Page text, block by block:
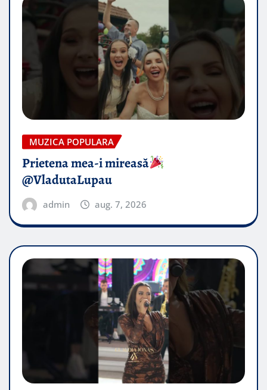
MUZICA POPULARA
Prietena mea-i mireasă​
@VladutaLupau
admin aug. 7, 2026